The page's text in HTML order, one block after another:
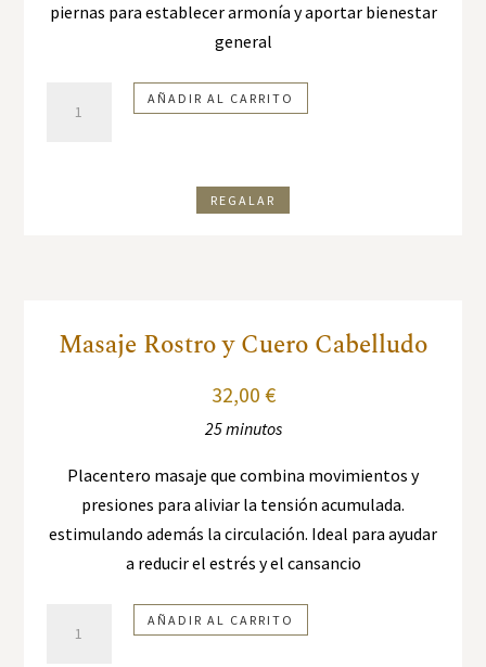
piernas para establecer armonía y aportar bienestar
general
AÑADIR AL CARRITO
REGALAR
Masaje Rostro y Cuero Cabelludo
32,00 €
25 minutos
Placentero masaje que combina movimientos y
presiones para aliviar la tensión acumulada.
estimulando además la circulación. Ideal para ayudar
a reducir el estrés y el cansancio
AÑADIR AL CARRITO